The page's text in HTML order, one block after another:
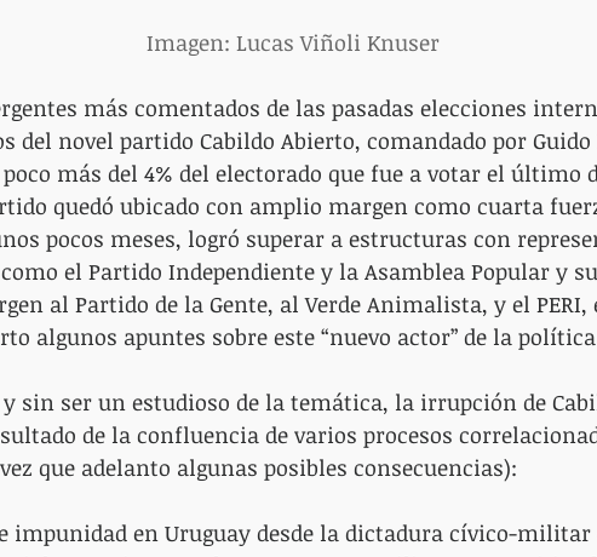
Imagen: Lucas Viñoli Knuser
más comentados de las pasadas elecciones
del novel partido Cabildo Abierto, comandado por
más del 4% del electorado que fue a votar el último
quedó ubicado con amplio margen como cuarta
pocos meses, logró superar a estructuras con
el Partido Independiente y la Asamblea Popular y
al Partido de la Gente, al Verde Animalista, y el PERI,
algunos apuntes sobre este “nuevo actor” de la
sin ser un estudioso de la temática, la irrupción de
de la confluencia de varios procesos
que adelanto algunas posibles consecuencias):
impunidad en Uruguay desde la dictadura cívico-militar